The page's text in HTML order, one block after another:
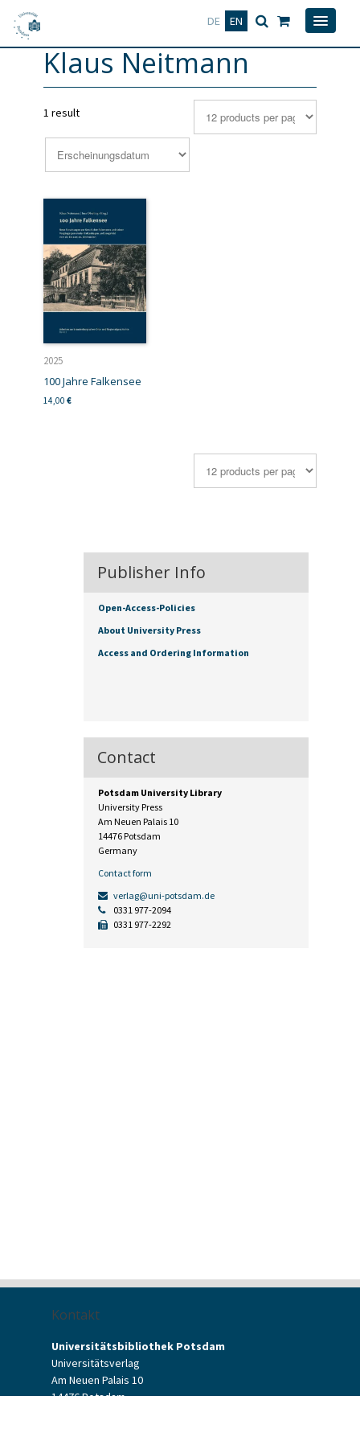
DE EN
Deutsch
Klaus Neitmann
1 result
2025
100 Jahre Falkensee
14,00 €
Publisher Info
Open-Access-Policies
About University Press
Access and Ordering Information
Contact
Potsdam University Library
University Press
Am Neuen Palais 10
14476 Potsdam
Germany
Contact form
verlag@uni-potsdam.de
0331 977-2094
0331 977-2292
Kontakt
Universitätsbibliothek Potsdam
Universitätsverlag
Am Neuen Palais 10
14476 Potsdam